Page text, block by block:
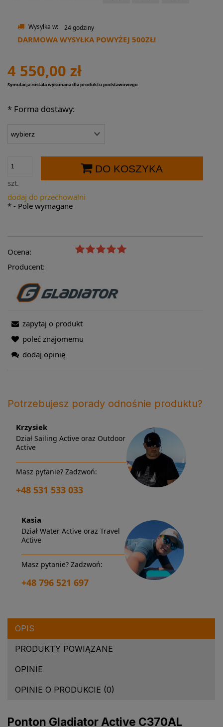
Wysyłka w: 24 godziny
DARMOWA WYSYŁKA POWYŻEJ 500ZŁ!
4 550,00 zł
Symulacja została wykonana dla produktu podstawowego
* Forma dostawy:
szt.
DO KOSZYKA
dodaj do przechowalni
* - Pole wymagane
Ocena:
Producent:
zapytaj o produkt
poleć znajomemu
dodaj opinię
Potrzebujesz porady odnośnie produktu?
Krzysiek
Dział Sailing Active oraz Outdoor
Active
Masz pytanie? Zadzwoń:
+48 531 533 033
Kasia
Dział Water Active oraz Travel
Active
Masz pytanie? Zadzwoń:
+48 796 521 697
OPIS
PRODUKTY POWIĄZANE
OPINIE
OPINIE O PRODUKCIE (0)
Ponton Gladiator Active C370AL